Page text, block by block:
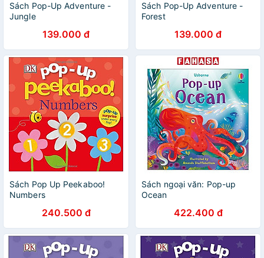
Sách Pop-Up Adventure -
Jungle
139.000 đ
Sách Pop-Up Adventure -
Forest
139.000 đ
Sách Pop Up Peekaboo!
Numbers
240.500 đ
Sách ngoại văn: Pop-up
Ocean
422.400 đ